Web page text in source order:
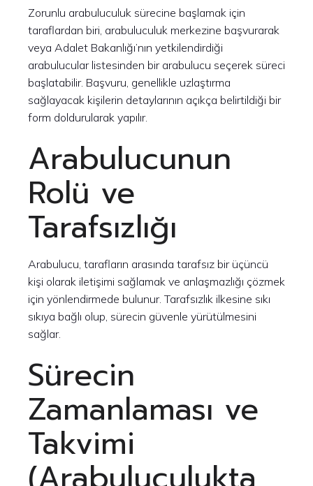
Zorunlu arabuluculuk sürecine başlamak için
taraflardan biri, arabuluculuk merkezine başvurarak
veya Adalet Bakanlığı’nın yetkilendirdiği
arabulucular listesinden bir arabulucu seçerek süreci
başlatabilir. Başvuru, genellikle uzlaştırma
sağlayacak kişilerin detaylarının açıkça belirtildiği bir
form doldurularak yapılır.
Arabulucunun
Rolü ve
Tarafsızlığı
Arabulucu, tarafların arasında tarafsız bir üçüncü
kişi olarak iletişimi sağlamak ve anlaşmazlığı çözmek
için yönlendirmede bulunur. Tarafsızlık ilkesine sıkı
sıkıya bağlı olup, sürecin güvenle yürütülmesini
sağlar.
Sürecin
Zamanlaması ve
Takvimi